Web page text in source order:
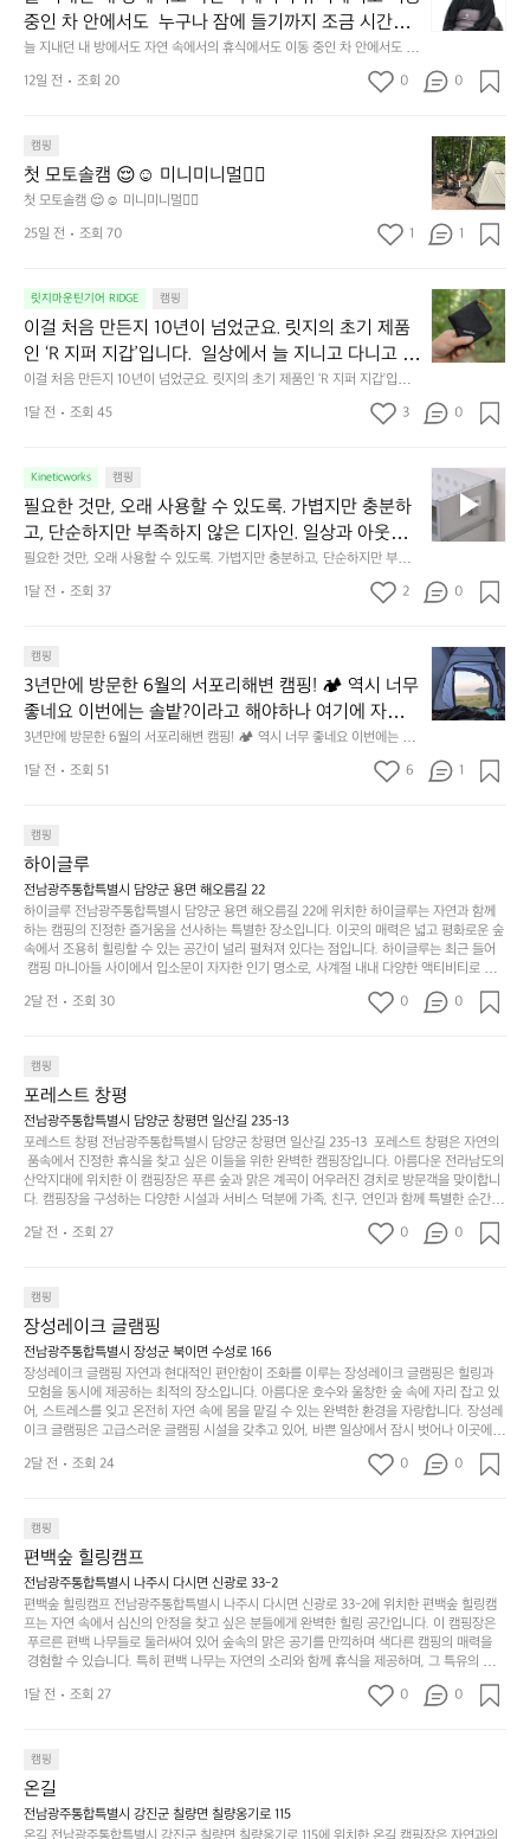
중인 차 안에서도  누구나 잠에 들기까지 조금 시간이
걸리는 순간이 있습니다.  그럴 때는 차분하게 눈을 가
려보세요. 마치 암막 커튼을 조용히 내리듯이.  Polarte
c® Wind Pro™의 온기가 눈가를 포근히 감싸줍니다.
줍니다.  이 슬립 웜을 쓰는 것만으로 그곳은 나만의 밤
이 됩니다.  안녕히 주무세요.
늘 지내던 내 방에서도 자연 속에서의 휴식에서도 이동 중인 차 안에서도  누
구나 잠에 들기까지 조금 시간이 걸리는 순간이 있습니다.  그럴 때는 차분하
게 눈을 가려보세요. 마치 암막 커튼을 조용히 내리듯이.  Polartec® Wind
밤이 됩니다.  안녕히 주무세요.
내
던
방
도
자
연
속
에
의
휴
식
에
도
이
중
인
차
안
서
도
구
나
잠
에
기
까
이
걸
리
는
순
다.
그
럴
때
는
차
을
가
려
보
세
요.
튼
을
조
용
히
12일 전 조회 20 0 0
캠핑
첫 모토솔캠 😌☺️ 미니미니멀👌🏼
첫 모토솔캠 😌☺️ 미니미니멀👌🏼
첫
모
토
솔
캠
☺️
미
니
미
멀
👌🏼
25일 전 조회 70 1 1
릿지마운틴기어 RIDGE 캠핑
이걸 처음 만든지 10년이 넘었군요. 릿지의 초기 제품
인 ‘R 지퍼 지갑’입니다.  일상에서 늘 지니고 다니고 싶
어지는 물건에는 크기, 무게, 형태, 색감 사이의 아주 미
묘한 밸런스가 존재합니다.  예를 들자면 일에 집중하
느라 책상 위 가장자리에 대충 걸쳐 놓아도 시야에 걸
는 균형감에서 출발했습니다.  그중에서도 슬림함에 철
저히 집착했습니다. 튼튼한 내구도와 넉넉한 수납력을
해치치 않는 선에서, 가장 가볍고 얇게 설계했습니다.
이 디자인과 사용감은, 꼭 직접 손으로 만져보며 경험
해 보시기를 바랍니다.
이걸 처음 만든지 10년이 넘었군요. 릿지의 초기 제품인 ‘R 지퍼 지갑’입니
다.  일상에서 늘 지니고 다니고 싶어지는 물건에는 크기, 무게, 형태, 색감
사이의 아주 미묘한 밸런스가 존재합니다.  예를 들자면 일에 집중하느라 책
철저히 집착했습니다. 튼튼한 내구도와 넉넉한 수납력을 해치치 않는 선에
서, 가장 가볍고 얇게 설계했습니다.  이 디자인과 사용감은, 꼭 직접 손으로
만져보며 경험해 보시기를 바랍니다.
이
걸
처
음
든
0
년
이
넘
군
지
의
초
기
품
갑’입
니
다.
일
상
에
고
다
니
고
싶
어
는
크
기,
무
게,
이
의
아
주
미
가
1달 전 조회 45 3 0
Kineticworks 캠핑
필요한 것만, 오래 사용할 수 있도록. 가볍지만 충분하
고, 단순하지만 부족하지 않은 디자인. 일상과 아웃도
어의 경계를 자연스럽게 이어주는 RIDGE MOUNTAIN
GEAR. 키네틱웍스에서 만나보세요.
필요한 것만, 오래 사용할 수 있도록. 가볍지만 충분하고, 단순하지만 부족하
지 않은 디자인. 일상과 아웃도어의 경계를 자연스럽게 이어주는 RIDGE M
OUNTAIN GEAR. 키네틱웍스에서 만나보세요.
필
요
한
것
오
용
할
수
있
록.
분
하
고,
단
순
하
하
지
않
은
디
자
웃
도
어
의
경
럽
게
이
어
주
E
1달 전 조회 37 2 0
캠핑
3년만에 방문한 6월의 서포리해변 캠핑! 🏕 역시 너무
좋네요 이번에는 솔밭?이라고 해야하나 여기에 자리를
잡았는데 정말 시원하고 경치도 좋네요  서해치고 물도
맑은편, 아이들도 놀기 좋고 1박 2일은 넘 짧게 느껴지
네요  .1박 1동 1만원 (수금은 7시쯤, 동네에서 관리) .수
바로 화장실있음 .5분거리 cu .2분거리 음식점  항구에
서부터 해변까지 버스도 다니네요 ㅎㅎㅎ 아이들 엄청
좋아하네요 점심쯤도착해서 철수할때까지 물놀이 3
타임이나 했네요 ⛱️
3년만에 방문한 6월의 서포리해변 캠핑! 🏕 역시 너무 좋네요 이번에는 솔
밭?이라고 해야하나 여기에 자리를 잡았는데 정말 시원하고 경치도 좋네요
서해치고 물도 맑은편, 아이들도 놀기 좋고 1박 2일은 넘 짧게 느껴지네요  .
항구에서부터 해변까지 버스도 다니네요 ㅎㅎㅎ 아이들 엄청 좋아하네요 점
심쯤도착해서 철수할때까지 물놀이 3타임이나 했네요 ⛱️
년
만
에
문
포
리
해
변
캠
핑!
무
좋
네
요
이
이
라
고
해
야
하
리
를
잡
았
는
1달 전 조회 51 6 1
캠핑
하이글루
전남광주통합특별시 담양군 용면 해오름길 22
하이글루 전남광주통합특별시 담양군 용면 해오름길 22에 위치한 하이글루는 자연과 함께
하는 캠핑의 진정한 즐거움을 선사하는 특별한 장소입니다. 이곳의 매력은 넓고 평화로운 숲
속에서 조용히 힐링할 수 있는 공간이 널리 펼쳐져 있다는 점입니다. 하이글루는 최근 들어
캠핑 마니아들 사이에서 입소문이 자자한 인기 명소로, 사계절 내내 다양한 액티비티로 방
문객들을 맞이합니다. 특히, 하이글루의 독특한 시설인 글램핑 텐트는 고객들에게 아늑한 잠
자리를 제공하며, 캠핑의 매력을 한층 더해 줍니다. 밖에서는 자연의 소리를 들으며, 내부에
함께 좋은 시간을 보낼 수 있다는 것입니다. 또한, 하이글루 인근에는 다양한 트레킹 코스와
자전거 도로가 있어 아웃도어 활동을 좋아하는 이들에게 더욱 참조할 만한 장소가 됩니다.
담양의 아름다운 자연과 함께, 건강한 레저 활동을 즐기며 행복한 캠핑 경험을 쌓으실 수 있
습니다. 하이글루에서 특별한 순간을 만끽해보세요. 따뜻한 햇살과 함께하는 아침, 상징적인
담양의 죽녹원과 함께 어우러진 저녁, 그리고 고요한 밤하늘 아래에서 별을 바라보며 나누는
이야기들은 여러분의 캠핑 여행을 더욱 특별하게 만들어 줄 것입니다.  인기 정도: ★★★★
★
2달 전 조회 30 0 0
캠핑
포레스트 창평
전남광주통합특별시 담양군 창평면 일산길 235-13
포레스트 창평 전남광주통합특별시 담양군 창평면 일산길 235-13  포레스트 창평은 자연의
품속에서 진정한 휴식을 찾고 싶은 이들을 위한 완벽한 캠핑장입니다. 아름다운 전라남도의
산악지대에 위치한 이 캠핑장은 푸른 숲과 맑은 계곡이 어우러진 경치로 방문객을 맞이합니
다. 캠핑장을 구성하는 다양한 시설과 서비스 덕분에 가족, 친구, 연인과 함께 특별한 순간을
만들어갈 수 있는 최적의 공간이 됩니다.  포레스트 창평은 주말마다 직접 재배한 신선한 농
산물을 제공하는 캠핑장으로, 현지에서만 느낄 수 있는 자연의 맛을 경험할 수 있습니다. 또
으며 깊은 숙면을 취할 수 있는 기회를 제공합니다.  이곳은 자연과의 완벽한 조화를 이루며,
다채로운 야외 활동을 제공합니다. 특히 어린이들은 안전하게 놀 수 있는 놀이시설이 마련
되어 있어 부모님들과 함께 즐거운 시간을 보낼 수 있습니다. 주변의 다양한 관광지와 먹거
리를 탐험하는 재미도 포레스트 창평의 매력 중 하나입니다.  또한, 캠핑장을 방문한 후 지속
적으로 재방문하는 이들이 많아 인기가 날로 상승하고 있습니다. 포레스트 창평은 단순한 캠
핑 그 이상을 제공하며, 자연을 사랑하는 모든 이들에게 꼭 한번 경험해봐야 할 장소로 자리
잡았습니다.  인기 정도: ★★★★★
2달 전 조회 27 0 0
캠핑
장성레이크 글램핑
전남광주통합특별시 장성군 북이면 수성로 166
장성레이크 글램핑 자연과 현대적인 편안함이 조화를 이루는 장성레이크 글램핑은 힐링과
모험을 동시에 제공하는 최적의 장소입니다. 아름다운 호수와 울창한 숲 속에 자리 잡고 있
어, 스트레스를 잊고 온전히 자연 속에 몸을 맡길 수 있는 완벽한 환경을 자랑합니다. 장성레
이크 글램핑은 고급스러운 글램핑 시설을 갖추고 있어, 바쁜 일상에서 잠시 벗어나 이곳에
오면 사치스러운 휴식이 가능해집니다. 독립된 텐트에서 제공되는 특별한 불멍 공간은 소중
한 사람과 함께 따뜻한 이야기를 나눌 수 있는 소중한 시간을 만들어 줍니다. 또한, 주변의 자
을 창출하는 시간이 될 것입니다. 특히 식사를 좋아하는 분들에게는 매주 특별한 바비큐 파
티와 지역에서 나는 신선한 재료로 만든 다양한 요리를 제공하여 미각을 만족시켜 줍니다.
장성레이크 글램핑은 그 아름다운 경관과 최고 품질의 시설 덕분에 최근 몇 년 사이에 특히
주목받고 있는 캠핑장 중 하나입니다. 주말이면 방문객이 가득해 예약이 빠르게 차는 만큼
미리 일정을 계획하시는 것이 좋습니다. 나만의 프라이빗한 공간에서 가족 및 사랑하는 사
람들과 함께하세요. 당신의 대자연 속 힐링을 기다리는 장성레이크 글램핑은 언젠가 반드시
방문해봐야 할 명소로 자리매김하였습니다. 인기 정도: ★★★★★
2달 전 조회 24 0 0
캠핑
편백숲 힐링캠프
전남광주통합특별시 나주시 다시면 신광로 33-2
편백숲 힐링캠프 전남광주통합특별시 나주시 다시면 신광로 33-2에 위치한 편백숲 힐링캠
프는 자연 속에서 심신의 안정을 찾고 싶은 분들에게 완벽한 힐링 공간입니다. 이 캠핑장은
푸르른 편백 나무들로 둘러싸여 있어 숲속의 맑은 공기를 만끽하며 색다른 캠핑의 매력을
경험할 수 있습니다. 특히 편백 나무는 자연의 소리와 함께 휴식을 제공하며, 그 특유의 아로
마향이 심리적 안정감을 가져다줍니다. 이곳에서 아침 햇살을 맞으며 조용한 숲속에서의 커
피 한 잔은 그 어떤 도시의 카페에서 느끼기 힘든 특별함을 선사합니다. 편백숲 힐링캠프는
즐길 수 있는 기회도 많은데, 자전거를 타거나 숲속을 거닐며 다양한 생태계를 체험해보는
것도 일상의 스트레스를 잊게 해줍니다. 또한, 캠프파이어를 즐기며 별빛 아래서 시간을 보
내는 것은 일상에서 벗어나 새로운 여유를 찾는 방법입니다. 운영자는 항상 방문객의 편안함
과 안전을 최우선으로 생각하고 있으며, 깨끗하고 잘 관리된 시설을 자랑합니다. 가족들이
함께하는 모닥불 구이 파티나 친구들과의 캠핑 퀴즈도 놓칠 수 없는 재미가 됩니다. 자연과
1달 전 조회 27 0 0
캠핑
온길
전남광주통합특별시 강진군 칠량면 칠량옹기로 115